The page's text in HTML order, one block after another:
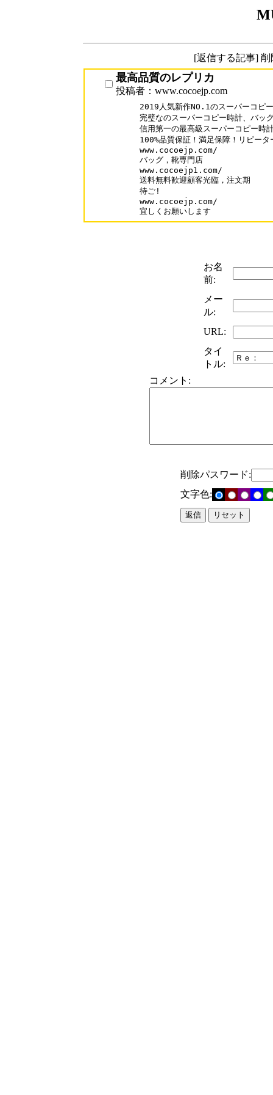
[返信する記事]
最高品質のレプリカ
投稿者：www.cocoejp.com
2019人気新作NO.1のスーパーコピ
完璧なのスーパーコピー時計、バッ
信用第一の最高級スーパーコピー時
100%品質保証！満足保障！リピー
www.cocoejp.com/
バッグ，靴専門店
www.cocoejp1.com/
送料無料歓迎顧客光臨，注文期
待ご!
www.cocoejp.com/
宜しくお願いします
お名
前:
メー
ル:
URL:
タイ
トル:
コメント:
削除パスワード:
文字色: